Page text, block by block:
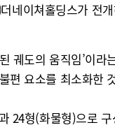
네이쳐홀딩스가 전
된 궤도의 움직임’이
편 요소를 최소화한
24형(화물형)으로